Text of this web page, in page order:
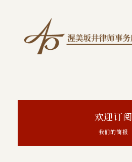
欢迎订阅
我们的简报